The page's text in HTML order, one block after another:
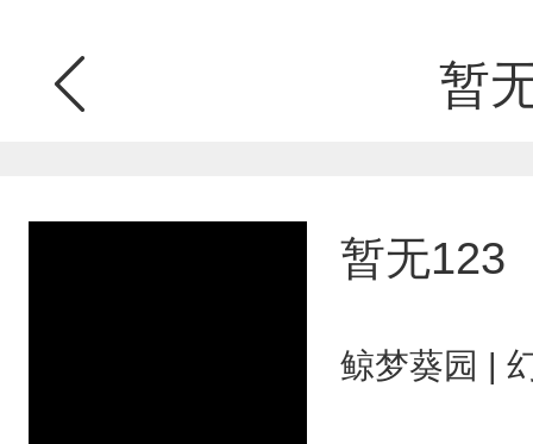
暂
暂无123
鲸梦葵园 |